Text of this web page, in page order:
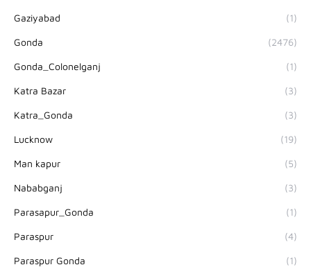
Gaziyabad (1)
Gonda (2476)
Gonda_Colonelganj (1)
Katra Bazar (3)
Katra_Gonda (3)
Lucknow (19)
Man kapur (5)
Nababganj (3)
Parasapur_Gonda (1)
Paraspur (4)
Paraspur Gonda (1)